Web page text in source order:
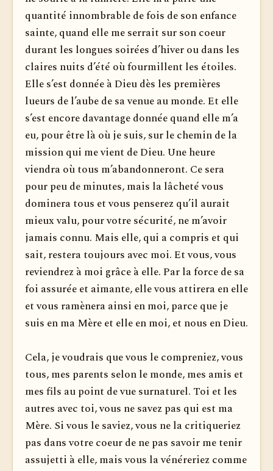
quantité innombrable de fois de son enfance
sainte, quand elle me serrait sur son coeur
durant les longues soirées d’hiver ou dans les
claires nuits d’été où fourmillent les étoiles.
Elle s’est donnée à Dieu dès les premières
lueurs de l’aube de sa venue au monde. Et elle
s’est encore davantage donnée quand elle m’a
eu, pour être là où je suis, sur le chemin de la
mission qui me vient de Dieu. Une heure
viendra où tous m’abandonneront. Ce sera
pour peu de minutes, mais la lâcheté vous
dominera tous et vous penserez qu’il aurait
mieux valu, pour votre sécurité, ne m’avoir
jamais connu. Mais elle, qui a compris et qui
sait, restera toujours avec moi. Et vous, vous
reviendrez à moi grâce à elle. Par la force de sa
foi assurée et aimante, elle vous attirera en elle
et vous ramènera ainsi en moi, parce que je
suis en ma Mère et elle en moi, et nous en Dieu.
Cela, je voudrais que vous le compreniez, vous
tous, mes parents selon le monde, mes amis et
mes fils au point de vue surnaturel. Toi et les
autres avec toi, vous ne savez pas qui est ma
Mère. Si vous le saviez, vous ne la critiqueriez
pas dans votre coeur de ne pas savoir me tenir
assujetti à elle, mais vous la vénéreriez comme